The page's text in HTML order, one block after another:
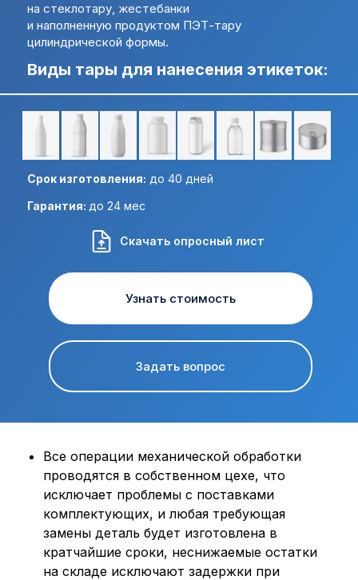
Отправить ТЗ на почту:
на стеклотару, жестебанки
и наполненную продуктом ПЭТ-тару
цилиндрической формы.
Срок изготовления: до 40 дней
Скачать опросный лист
Виды тары для нанесения этикеток:
Гарантия: до 24 мес
Задать вопрос
Узнать стоимость
Все операции механической обработки
проводятся в собственном цехе, что
исключает проблемы с поставками
комплектующих, и любая требующая
замены деталь будет изготовлена в
кратчайшие сроки, неснижаемые остатки
на складе исключают задержки при